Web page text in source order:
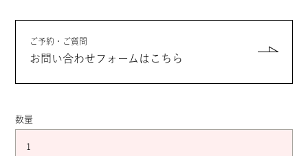
ご予約・ご質問
お問い合わせフォームはこちら
数量